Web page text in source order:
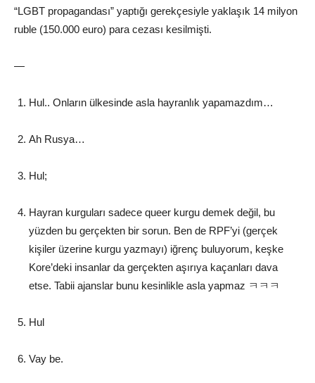
“LGBT propagandası” yaptığı gerekçesiyle yaklaşık 14 milyon
ruble (150.000 euro) para cezası kesilmişti.
—
Hul.. Onların ülkesinde asla hayranlık yapamazdım…
Ah Rusya…
Hul;
Hayran kurguları sadece queer kurgu demek değil, bu
yüzden bu gerçekten bir sorun. Ben de RPF’yi (gerçek
kişiler üzerine kurgu yazmayı) iğrenç buluyorum, keşke
Kore’deki insanlar da gerçekten aşırıya kaçanları dava
etse. Tabii ajanslar bunu kesinlikle asla yapmaz ㅋㅋㅋ
Hul
Vay be.